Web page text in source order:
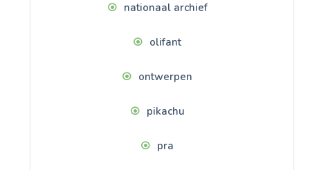
nationaal archief
olifant
ontwerpen
pikachu
pra